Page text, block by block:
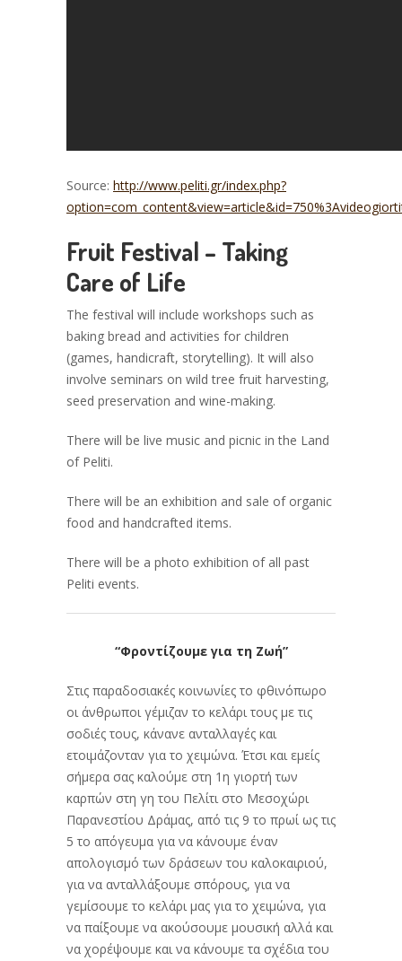
Source: http://www.peliti.gr/index.php?
Fruit Festival – Taking
Care of Life
The festival will include workshops such as
baking bread and activities for children
(games, handicraft, storytelling). It will also
involve seminars on wild tree fruit harvesting,
seed preservation and wine-making.
There will be live music and picnic in the Land
of Peliti.
There will be an exhibition and sale of organic
food and handcrafted items.
There will be a photo exhibition of all past
Peliti events.
“Φροντίζουμε για τη Ζωή”
Στις παραδοσιακές κοινωνίες το φθινόπωρο
οι άνθρωποι γέμιζαν το κελάρι τους με τις
σοδιές τους, κάνανε ανταλλαγές και
ετοιμάζονταν για το χειμώνα. Έτσι και εμείς
σήμερα σας καλούμε στη 1η γιορτή των
καρπών στη γη του Πελίτι στο Μεσοχώρι
Παρανεστίου Δράμας, από τις 9 το πρωί ως τις
5 το απόγευμα για να κάνουμε έναν
απολογισμό των δράσεων του καλοκαιριού,
για να ανταλλάξουμε σπόρους, για να
γεμίσουμε το κελάρι μας για το χειμώνα, για
να παίξουμε να ακούσουμε μουσική αλλά και
να χορέψουμε και να κάνουμε τα σχέδια του